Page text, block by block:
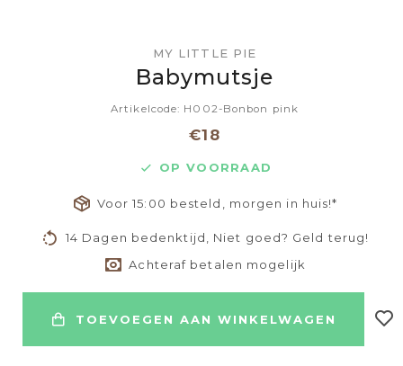
MY LITTLE PIE
Babymutsje
Artikelcode: H002-Bonbon pink
€18
OP VOORRAAD
Voor 15:00 besteld, morgen in huis!*
14 Dagen bedenktijd, Niet goed? Geld terug!
Achteraf betalen mogelijk
TOEVOEGEN AAN WINKELWAGEN